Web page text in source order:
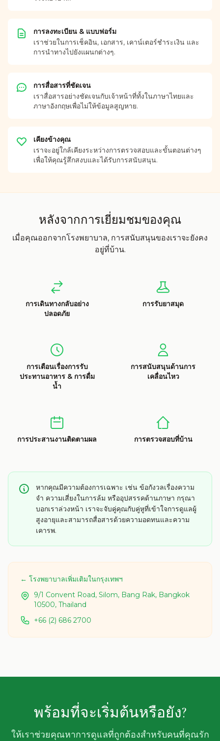
การลงทะเบียน & แบบฟอร์ม
เราช่วยในการเช็คอิน, เอกสาร, เคาน์เตอร์ชำระเงิน และ
การนำทางไปยังแผนกต่างๆ.
การสื่อสารที่ชัดเจน
เราสื่อสารอย่างชัดเจนกับเจ้าหน้าที่ทั้งในภาษาไทยและ
ภาษาอังกฤษเพื่อไม่ให้ข้อมูลสูญหาย.
เคียงข้างคุณ
เราจะอยู่ใกล้เคียงระหว่างการตรวจสอบและขั้นตอนต่างๆ
เพื่อให้คุณรู้สึกสงบและได้รับการสนับสนุน.
หลังจากการเยี่ยมชมของคุณ
เมื่อคุณออกจากโรงพยาบาล, การสนับสนุนของเราจะยังคง
อยู่ที่บ้าน.
การเดินทางกลับอย่าง
ปลอดภัย
การรับยาสมุด
การเตือนเรื่องการรับ
ประทานอาหาร & การดื่ม
น้ำ
การสนับสนุนด้านการ
เคลื่อนไหว
การประสานงานติดตามผล การตรวจสอบที่บ้าน
หากคุณมีความต้องการเฉพาะ เช่น ข้อกังวลเรื่องความ
จำ ความเสี่ยงในการล้ม หรืออุปสรรคด้านภาษา กรุณา
บอกเราล่วงหน้า เราจะจับคู่คุณกับคู่หูที่เข้าใจการดูแลผู้
สูงอายุและสามารถสื่อสารด้วยความอดทนและความ
เคารพ.
← โรงพยาบาลเพิ่มเติมในกรุงเทพฯ
9/1 Convent Road, Silom, Bang Rak, Bangkok
10500, Thailand
+66 (2) 686 2700
พร้อมที่จะเริ่มต้นหรือยัง?
ให้เราช่วยคุณหาการดูแลที่ถูกต้องสำหรับคนที่คุณรัก